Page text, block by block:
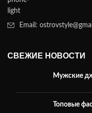
Email:
СВЕЖИЕ НОВОСТИ
Мужские
Топовые